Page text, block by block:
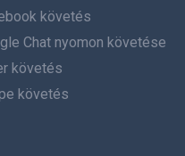
követés
Chat nyomon követése
követés
követés